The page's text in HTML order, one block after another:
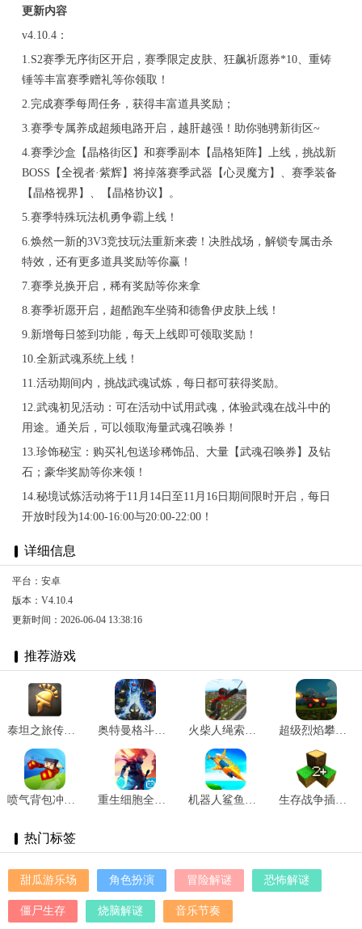
更新内容
v4.10.4：
1.S2赛季无序街区开启，赛季限定皮肤、狂飙祈愿券*10、重铸
锤等丰富赛季赠礼等你领取！
2.完成赛季每周任务，获得丰富道具奖励；
3.赛季专属养成超频电路开启，越肝越强！助你驰骋新街区~
4.赛季沙盒【晶格街区】和赛季副本【晶格矩阵】上线，挑战新
BOSS【全视者·紫辉】将掉落赛季武器【心灵魔方】、赛季装备
【晶格视界】、【晶格协议】。
5.赛季特殊玩法机勇争霸上线！
6.焕然一新的3V3竞技玩法重新来袭！决胜战场，解锁专属击杀
特效，还有更多道具奖励等你赢！
7.赛季兑换开启，稀有奖励等你来拿
8.赛季祈愿开启，超酷跑车坐骑和德鲁伊皮肤上线！
9.新增每日签到功能，每天上线即可领取奖励！
10.全新武魂系统上线！
11.活动期间内，挑战武魂试炼，每日都可获得奖励。
12.武魂初见活动：可在活动中试用武魂，体验武魂在战斗中的
用途。通关后，可以领取海量武魂召唤券！
13.珍饰秘宝：购买礼包送珍稀饰品、大量【武魂召唤券】及钻
石；豪华奖励等你来领！
14.秘境试炼活动将于11月14日至11月16日期间限时开启，每日
开放时段为14:00-16:00与20:00-22:00！
详细信息
平台：安卓
版本：V4.10.4
更新时间：2026-06-04 13:38:16
推荐游戏
泰坦之旅传奇版完整版纯净版 v3.0.5141 奥特曼格斗进化重生中文版 v3.3.2 火柴人绳索英雄内置作弊 v3.0.7 超级烈焰攀登冒险 v0.3
喷气背包冲刺 v1.1.1 重生细胞全物品存档 v3.3.18-bilibili-UO 机器人鲨鱼袭击 v18 生存战争插件版 v1.71A
热门标签
甜瓜游乐场 角色扮演 冒险解谜 恐怖解谜
僵尸生存 烧脑解谜 音乐节奏